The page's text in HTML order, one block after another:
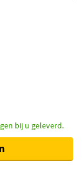
bij u geleverd.